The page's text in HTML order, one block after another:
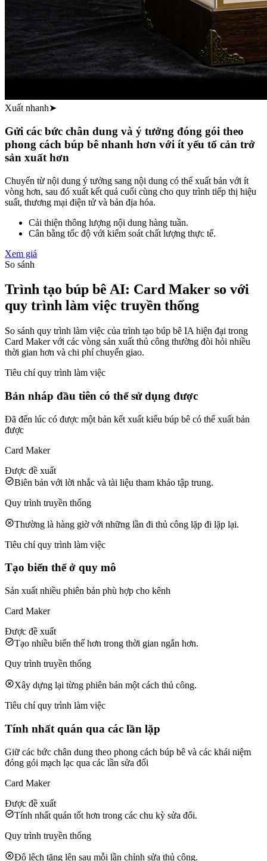
Xuất nhanh➤
Gửi các bức chân dung và ý tưởng đóng gói theo
phong cách búp bê nhanh hơn với ít yếu tố cản trở
sản xuất hơn
Chuyển từ nội dung ý tưởng sang nội dung có thể xuất bản với ít
vòng hơn, sau đó xuất kết quả cuối cùng cho quy trình tiếp thị hiệu
suất, thương mại điện tử và bản địa hóa.
Cải thiện thông lượng nội dung hàng tuần.
Cân bằng tốc độ với kiểm soát chất lượng thực tế.
Xem giá
So sánh
Trình tạo búp bê AI: Card Maker so với
quy trình làm việc truyền thống
So sánh quy trình làm việc của trình tạo búp bê IA hiện đại trong
Card Maker với các vòng sản xuất thủ công thường đòi hỏi nhiều
thời gian hơn và chi phí chuyển giao.
Tiêu chí quy trình làm việc
Bản nháp đầu tiên có thể sử dụng được
Đã đến lúc có được một bản kết xuất kiểu búp bê có thể xuất bản
được
Card Maker
Được đề xuất
Biên bản với lời nhắc và tài liệu tham khảo tập trung.
Quy trình truyền thống
Thường là hàng giờ với những lần đi thủ công lặp đi lặp lại.
Tiêu chí quy trình làm việc
Tạo biến thể ở quy mô
Sản xuất nhiều phiên bản phù hợp cho kênh
Card Maker
Được đề xuất
Tạo nhiều biến thể hơn trong thời gian ngắn hơn.
Quy trình truyền thống
Xây dựng lại từng phiên bản một cách thủ công.
Tiêu chí quy trình làm việc
Tính nhất quán qua các lần lặp
Giữ các bức chân dung theo phong cách búp bê và các khái niệm
đóng gói mạch lạc qua các lần sửa đổi
Card Maker
Được đề xuất
Tính nhất quán tốt hơn trong các chu kỳ sửa đổi.
Quy trình truyền thống
Độ lệch tăng lên sau mỗi lần chỉnh sửa thủ công.